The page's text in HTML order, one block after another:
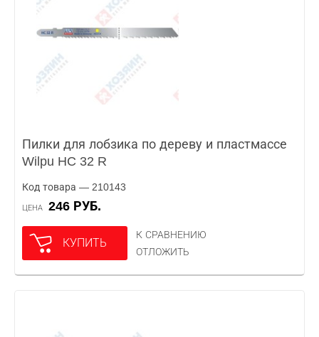
Пилки для лобзика по дереву и пластмассе
Wilpu HC 32 R
Код товара — 210143
ЦЕНА 246 РУБ.
КУПИТЬ
К СРАВНЕНИЮ
ОТЛОЖИТЬ